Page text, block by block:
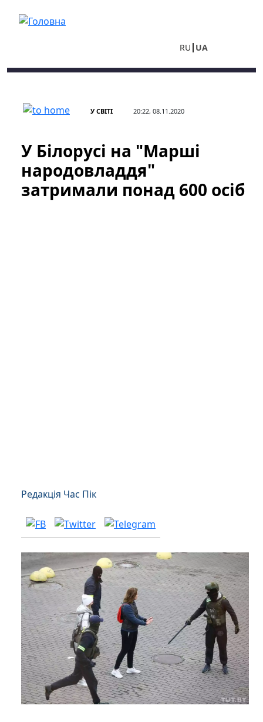
RU UA
У СВІТІ 20:22, 08.11.2020
У Білорусі на "Марші
народовладдя"
затримали понад 600 осіб
Редакція Час Пік